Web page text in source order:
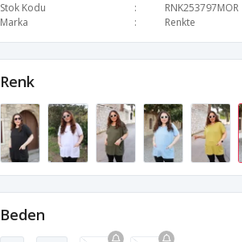
Stok Kodu
RNK253797MOR
Marka
Renkte
Renk
Beden